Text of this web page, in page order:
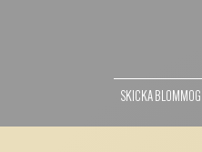
SKICKA